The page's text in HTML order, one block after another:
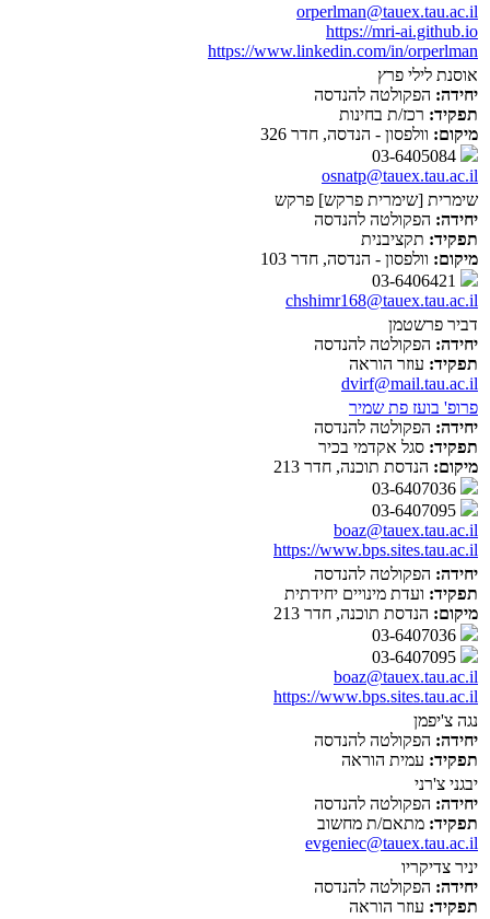
orperlman@tauex.tau.ac.il
https://mri-ai.github.io
https://www.linkedin.com/in/orperlman
אוסנת לילי פרץ
יחידה: הפקולטה להנדסה
תפקיד: רכז/ת בחינות
מיקום: וולפסון - הנדסה, חדר 326
osnatp@tauex.tau.ac.il
שימרית [שימרית פרקש] פרקש
יחידה: הפקולטה להנדסה
תפקיד: תקציבנית
מיקום: וולפסון - הנדסה, חדר 103
chshimr168@tauex.tau.ac.il
דביר פרשטמן
יחידה: הפקולטה להנדסה
תפקיד: עוזר הוראה
dvirf@mail.tau.ac.il
פרופ' בועז פת שמיר
יחידה: הפקולטה להנדסה
תפקיד: סגל אקדמי בכיר
מיקום: הנדסת תוכנה, חדר 213
boaz@tauex.tau.ac.il
https://www.bps.sites.tau.ac.il
יחידה: הפקולטה להנדסה
תפקיד: ועדת מינויים יחידתית
מיקום: הנדסת תוכנה, חדר 213
boaz@tauex.tau.ac.il
https://www.bps.sites.tau.ac.il
נגה צ'יפמן
יחידה: הפקולטה להנדסה
תפקיד: עמית הוראה
יבגני צ'רני
יחידה: הפקולטה להנדסה
תפקיד: מתאם/ת מחשוב
evgeniec@tauex.tau.ac.il
יניר צדיקריו
יחידה: הפקולטה להנדסה
תפקיד: עוזר הוראה